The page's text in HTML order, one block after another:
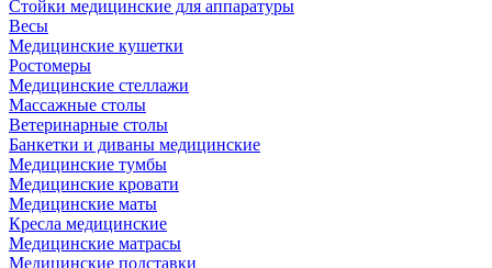
Стойки медицинские для аппаратуры
Весы
Медицинские кушетки
Ростомеры
Медицинские стеллажи
Массажные столы
Ветеринарные столы
Банкетки и диваны медицинские
Медицинские тумбы
Медицинские кровати
Медицинские маты
Кресла медицинские
Медицинские матрасы
Медицинские подставки